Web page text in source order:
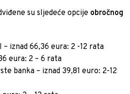
su sljedeće opcije obročnog
iznad 66,36 eura: 2 -12 rata
eura: 2 – 6 rata
banka – iznad 39,81 euro: 2-12